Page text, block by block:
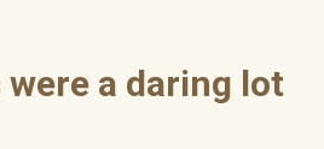
a daring lot